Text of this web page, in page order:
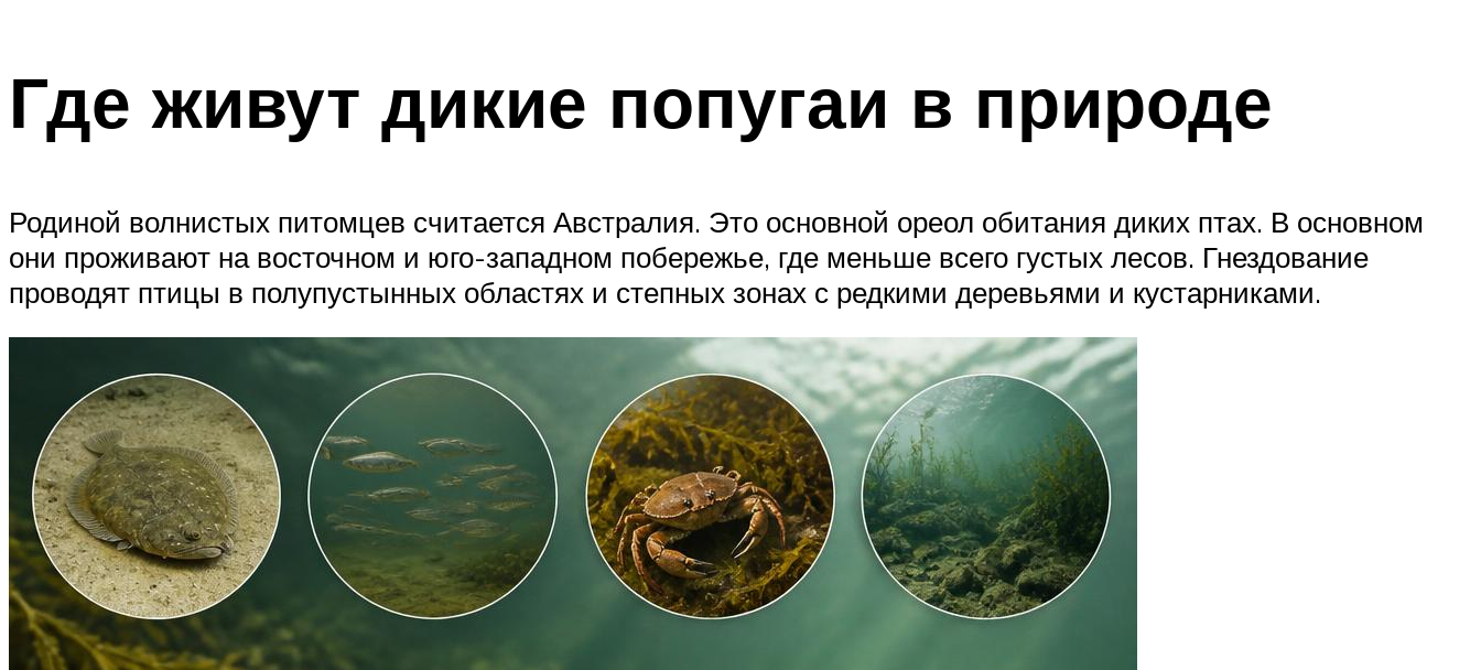
Где живут дикие попугаи в природе
Родиной волнистых питомцев считается Австралия. Это основной ореол обитания диких птах. В основном
они проживают на восточном и юго-западном побережье, где меньше всего густых лесов. Гнездование
проводят птицы в полупустынных областях и степных зонах с редкими деревьями и кустарниками.